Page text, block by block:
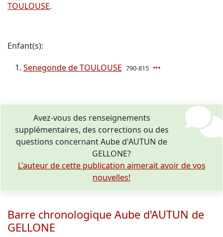
TOULOUSE.
Enfant(s):
Senegonde de TOULOUSE 790-815
Avez-vous des renseignements
supplémentaires, des corrections ou des
questions concernant Aube d'AUTUN de
GELLONE?
L'auteur de cette publication aimerait avoir de vos
nouvelles!
Barre chronologique Aube d'AUTUN de
GELLONE